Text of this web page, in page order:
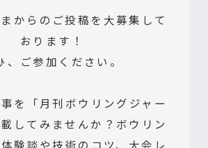
からのご投稿を大募集して
おります！
、ご参加ください。
を「月刊ボウリングジャー
してみませんか？ボウリン
験談や技術のコツ、大会レ